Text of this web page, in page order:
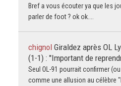
Bref a vous écouter ya que les
parler de foot ? ok ok....
chignol Giraldez après OL
(1-1) : "Important de
Seul OL-91 pourrait confirmer
comme une allusion au célèbre